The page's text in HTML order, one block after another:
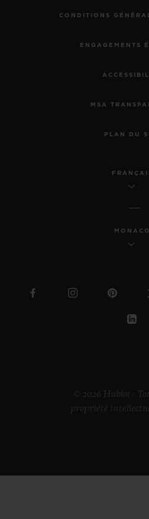
CONDITIONS
ENGAGEMENTS
MSA
PLAN DU
MONACO
© 2026 Hublot -
propriété